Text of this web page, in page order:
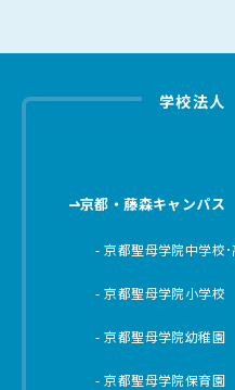
学校法
京都・藤森キャンパス
京都聖母学院中学校
京都聖母学院小学校
京都聖母学院幼稚園
京都聖母学院保育園